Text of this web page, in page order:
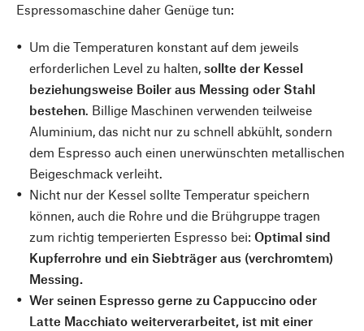
Espressomaschine daher Genüge tun:
Um die Temperaturen konstant auf dem jeweils
erforderlichen Level zu halten, sollte der Kessel
beziehungsweise Boiler aus Messing oder Stahl
bestehen . Billige Maschinen verwenden teilweise
Aluminium, das nicht nur zu schnell abkühlt, sondern
dem Espresso auch einen unerwünschten metallischen
Beigeschmack verleiht.
Nicht nur der Kessel sollte Temperatur speichern
können, auch die Rohre und die Brühgruppe tragen
zum richtig temperierten Espresso bei: Optimal sind
Kupferrohre und ein Siebträger aus (verchromtem)
Messing.
Wer seinen Espresso gerne zu Cappuccino oder
Latte Macchiato weiterverarbeitet, ist mit einer